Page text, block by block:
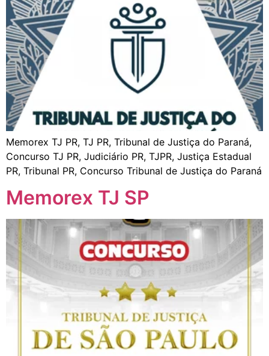
Memorex TJ PR, TJ PR, Tribunal de Justiça do Paraná,
Concurso TJ PR, Judiciário PR, TJPR, Justiça Estadual
PR, Tribunal PR, Concurso Tribunal de Justiça do Paraná
Memorex TJ SP